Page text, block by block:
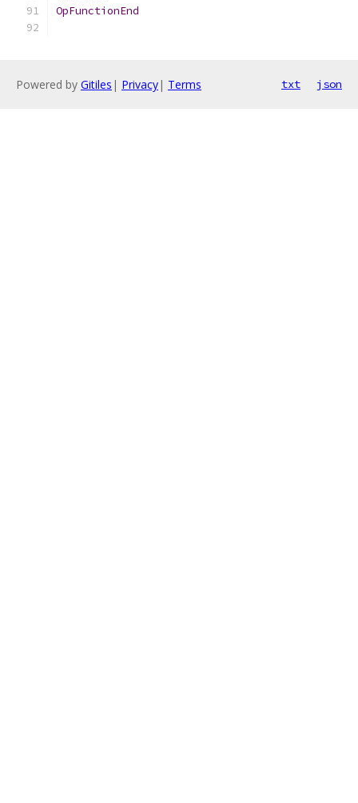
OpFunctionEnd
Powered by Gitiles | Privacy| Terms txt json